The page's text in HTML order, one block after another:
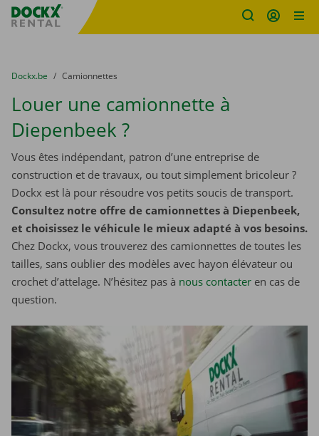
sitename
You are here:
du
Dockx.be to
Camionnettes
Louer une camionnette à
Diepenbeek ?
Vous êtes indépendant, patron d’une entreprise de
construction et de travaux, ou tout simplement bricoleur ?
Dockx est là pour résoudre vos petits soucis de transport.
Consultez notre offre de camionnettes à Diepenbeek,
et choisissez le véhicule le mieux adapté à vos besoins.
Chez Dockx, vous trouverez des camionnettes de toutes les
tailles, sans oublier des modèles avec hayon élévateur ou
crochet d’attelage. N’hésitez pas à nous contacter ​​​​​​​ en cas de
question.